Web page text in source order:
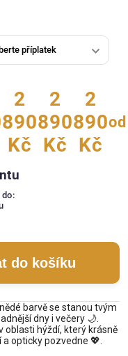
2
890
Kč
2
890
Kč
2
890
Kč
od
do košíku
barvě se stanou tvým
dny i večery 🌙.
oblasti hýždí, který krásně
opticky pozvedne 💖.